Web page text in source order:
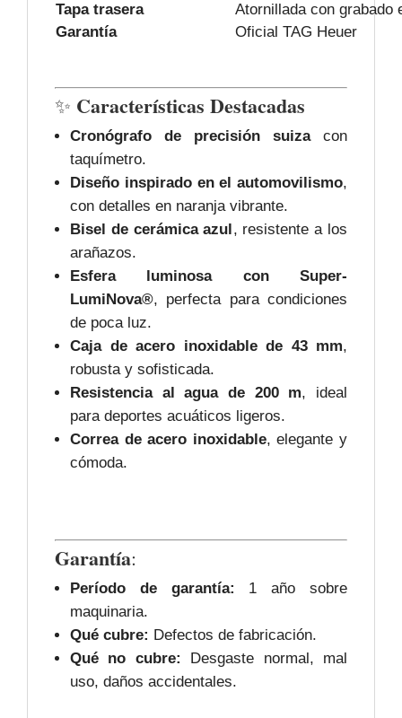
Tapa trasera
Atornillada con grabado
Garantía
Oficial TAG Heuer
✨ Características Destacadas
Cronógrafo de precisión suizacon
taquímetro.
Diseño inspirado en el automovilismo,
con detalles en naranja vibrante.
Bisel de cerámica azul , resistente a los
arañazos.
Esfera luminosa con Super-
LumiNova®, perfecta para condiciones
de poca luz.
Caja de acero inoxidable de 43 mm,
robusta y sofisticada.
Resistencia al agua de 200 m, ideal
para deportes acuáticos ligeros.
Correa de acero inoxidable, elegante y
cómoda.
Garantía:
Período de garantía: 1 año sobre
maquinaria.
Qué cubre: Defectos de fabricación.
Qué no cubre: Desgaste normal, mal
uso, daños accidentales.